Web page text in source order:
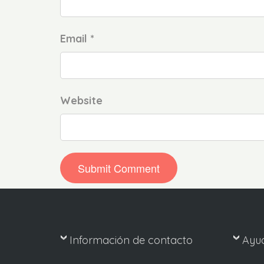
Email *
Website
Información de contacto